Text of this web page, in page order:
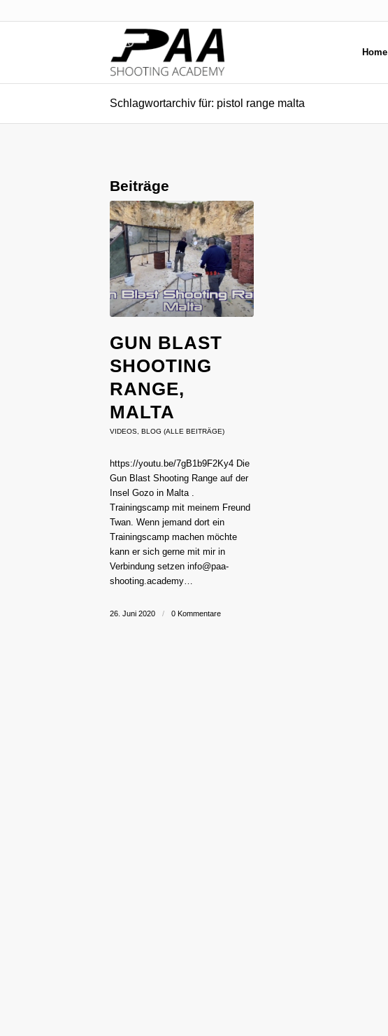
Home
Schlagwortarchiv für: pistol range malta
Beiträge
GUN BLAST
SHOOTING
RANGE,
MALTA
VIDEOS, BLOG (ALLE BEITRÄGE)
https://youtu.be/7gB1b9F2Ky4 Die
Gun Blast Shooting Range auf der
Insel Gozo in Malta .
Trainingscamp mit meinem Freund
Twan. Wenn jemand dort ein
Trainingscamp machen möchte
kann er sich gerne mit mir in
Verbindung setzen info@paa-
shooting.academy…
26. Juni 2020 / 0 Kommentare